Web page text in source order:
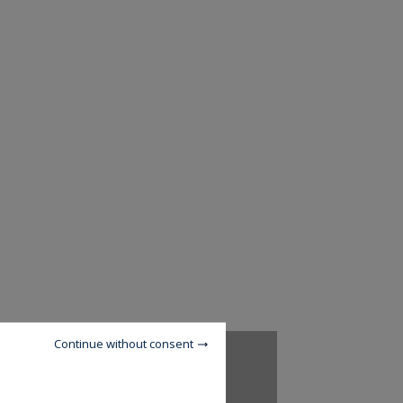
Continue without consent